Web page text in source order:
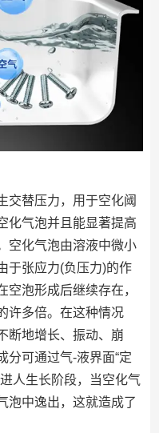
交替压力，用于空化阈
化气泡并且能显著提高
空化气泡由溶液中微小
于张应力(负压力)的作
泡形成后继续存在，
许多倍。在这种情况
断地增长、振动、崩
分可通过气-液界面“定
人生长阶段，当空化气
泡中逸出，这就造成了